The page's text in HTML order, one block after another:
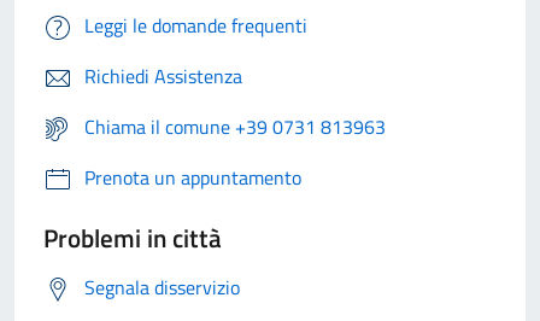
Leggi le domande frequenti
Richiedi Assistenza
Chiama il comune +39 0731 813963
Prenota un appuntamento
Problemi in città
Segnala disservizio